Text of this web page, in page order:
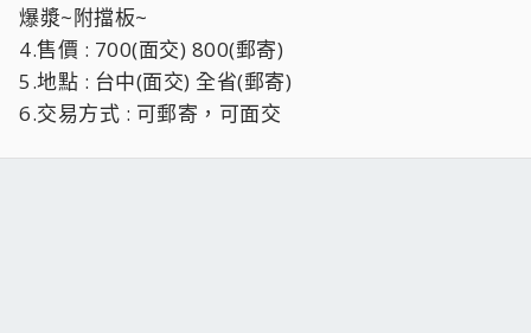
爆漿~附擋板~
4.售價 : 700(面交) 800(郵寄)
5.地點 : 台中(面交) 全省(郵寄)
6.交易方式 : 可郵寄，可面交